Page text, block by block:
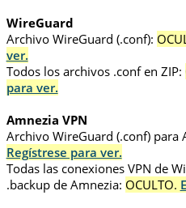
WireGuard
Archivo WireGuard (.conf):
ver.
Todos los archivos .conf en ZIP:
para ver.
Amnezia VPN
Archivo WireGuard (.conf) para
Regístrese para ver.
Todas las conexiones VPN de
.backup de Amnezia: OCULTO.